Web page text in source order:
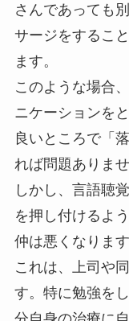
さんであっても
サージをするこ
ます。
このような場合
ニケーションを
良いところで「
れば問題ありませ
しかし、言語聴
を押し付けるよ
仲は悪くなります
これは、上司や
す。特に勉強を